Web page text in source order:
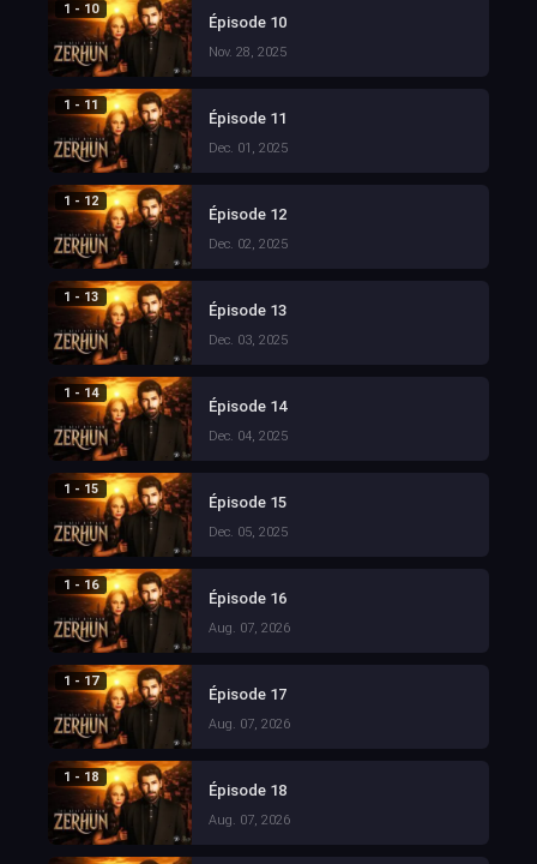
1 - 10
Épisode 10
Nov. 28, 2025
1 - 11
Épisode 11
Dec. 01, 2025
1 - 12
Épisode 12
Dec. 02, 2025
1 - 13
Épisode 13
Dec. 03, 2025
1 - 14
Épisode 14
Dec. 04, 2025
1 - 15
Épisode 15
Dec. 05, 2025
1 - 16
Épisode 16
Aug. 07, 2026
1 - 17
Épisode 17
Aug. 07, 2026
1 - 18
Épisode 18
Aug. 07, 2026